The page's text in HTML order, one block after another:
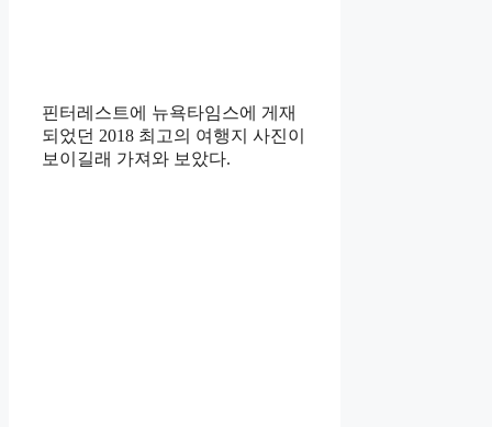
핀터레스트에 뉴욕타임스에 게재
되었던 2018 최고의 여행지 사진이
보이길래 가져와 보았다.